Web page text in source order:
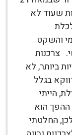
שעוד לא
והשקט
צרכנות
ביותר, לא
בגלל
הייתי
ההפך הוא
החלטתי